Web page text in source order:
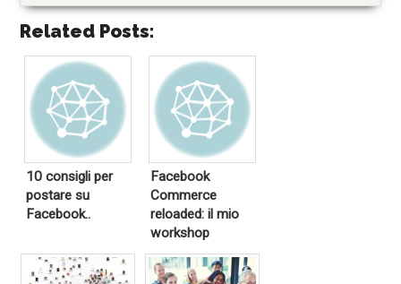
Related Posts:
10 consigli per
postare su
Facebook..
Facebook
Commerce
reloaded: il mio
workshop